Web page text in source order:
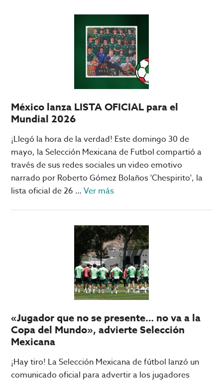
rápidos
y
cómo
activarlos
México lanza LISTA OFICIAL para el
Mundial 2026
¡Llegó la hora de la verdad! Este domingo 30 de
mayo, la Selección Mexicana de Futbol compartió a
través de sus redes sociales un video emotivo
narrado por Roberto Gómez Bolaños 'Chespirito', la
lista oficial de 26 …Ver másacerca
lanza
LISTA
OFICIAL
para
el
Mundial
«Jugador que no se presente… no va a la
Copa del Mundo», advierte Selección
Mexicana
¡Hay tiro! La Selección Mexicana de fútbol lanzó un
comunicado oficial para advertir a los jugadores